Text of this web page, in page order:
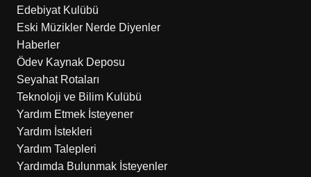
Edebiyat Kulübü
Eski Müzikler Nerde Diyenler
Haberler
Ödev Kaynak Deposu
Seyahat Rotaları
Teknoloji ve Bilim Kulübü
Yardım Etmek İsteyener
Yardım İstekleri
Yardım Talepleri
Yardımda Bulunmak İsteyenler